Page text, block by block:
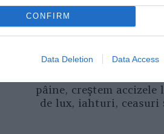
CONFIRM
Data Deletion Data Access
bolnavă de rinichi
pâine, creştem accizele
de lux, iahturi, ceasuri